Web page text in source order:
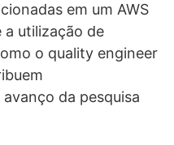
em um AWS
a utilização de
o quality engineer
da pesquisa